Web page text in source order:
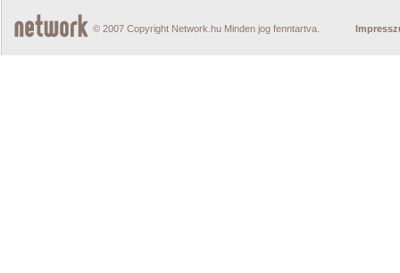
© 2007 Copyright Network.hu Minden jog fenntartva.